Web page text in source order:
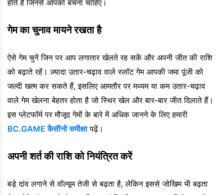
होते हैं जिनसे आपको बचना चाहिए।
गेम का चुनाव मायने रखता है
ऐसे गेम चुनें जिन पर आप लगातार खेलते रह सकें और अपनी जीत की राशि
को बढ़ाते रहें। ज़्यादा उतार-चढ़ाव वाले स्लॉट गेम आपकी जमा पूंजी को
जल्दी खत्म कर सकते हैं, इसलिए आमतौर पर मध्यम या कम उतार-चढ़ाव
वाले गेम खेलना बेहतर होता है जो स्थिर खेल और बार-बार जीत दिलाते हैं।
इस प्लेटफॉर्म पर मौजूद गेमों के बारे में अधिक जानने के लिए हमारी
BC.GAME कैसीनो समीक्षापढ़ें।
अपनी शर्त की राशि को नियंत्रित करें
बड़े दांव लगाने से वॉल्यूम तेजी से बढ़ता है, लेकिन इससे जोखिम भी बढ़ता